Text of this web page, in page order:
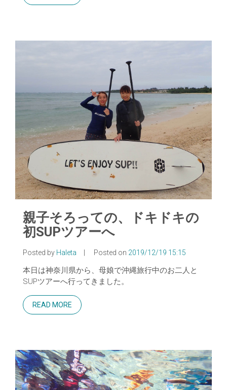
親子そろっての、ドキドキの
初SUPツアーへ
Posted by Haleta Posted on 2019/12/19 15:15
本日は神奈川県から、母娘で沖縄旅行中のお二人と
SUPツアーへ行ってきました。
READ MORE